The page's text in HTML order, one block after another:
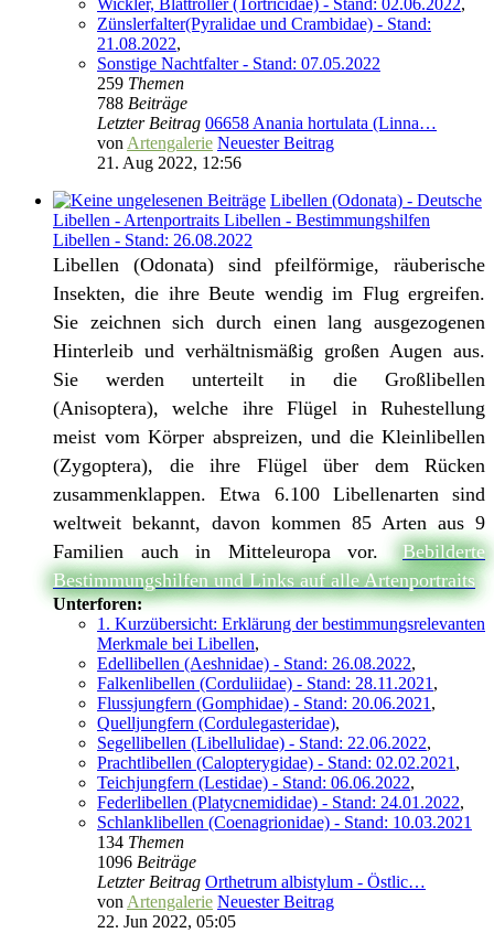
Wickler, Blattroller (Tortricidae) - Stand: 02.06.2022,
Zünslerfalter(Pyralidae und Crambidae) - Stand:
21.08.2022,
Sonstige Nachtfalter - Stand: 07.05.2022
259 Themen
788 Beiträge
Letzter Beitrag 06658 Anania hortulata (Linna…
von Artengalerie Neuester Beitrag
21. Aug 2022, 12:56
Libellen (Odonata) - Deutsche
Libellen - Artenportraits Libellen - Bestimmungshilfen
Libellen - Stand: 26.08.2022
Libellen (Odonata) sind pfeilförmige, räuberische
Insekten, die ihre Beute wendig im Flug ergreifen.
Sie zeichnen sich durch einen lang ausgezogenen
Hinterleib und verhältnismäßig großen Augen aus.
Sie werden unterteilt in die Großlibellen
(Anisoptera), welche ihre Flügel in Ruhestellung
meist vom Körper abspreizen, und die Kleinlibellen
(Zygoptera), die ihre Flügel über dem Rücken
zusammenklappen. Etwa 6.100 Libellenarten sind
weltweit bekannt, davon kommen 85 Arten aus 9
Familien auch in Mitteleuropa vor.
Bebilderte
Bestimmungshilfen und Links auf alle Artenportraits
Unterforen:
1. Kurzübersicht: Erklärung der bestimmungsrelevanten
Merkmale bei Libellen,
Edellibellen (Aeshnidae) - Stand: 26.08.2022,
Falkenlibellen (Corduliidae) - Stand: 28.11.2021 ,
Flussjungfern (Gomphidae) - Stand: 20.06.2021 ,
Quelljungfern (Cordulegasteridae),
Segellibellen (Libellulidae) - Stand: 22.06.2022,
Prachtlibellen (Calopterygidae) - Stand: 02.02.2021 ,
Teichjungfern (Lestidae) - Stand: 06.06.2022,
Federlibellen (Platycnemididae) - Stand: 24.01.2022,
Schlanklibellen (Coenagrionidae) - Stand: 10.03.2021
134 Themen
1096 Beiträge
Letzter Beitrag Orthetrum albistylum - Östlic…
von Artengalerie Neuester Beitrag
22. Jun 2022, 05:05